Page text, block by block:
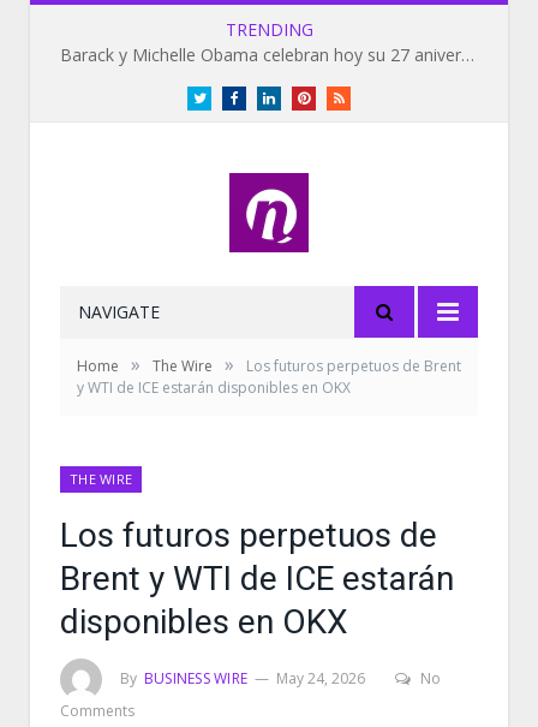
TRENDING
Barack y Michelle Obama celebran hoy su 27 aniversario de bodas
TwitterFacebookLinkedInPinterestRSS
NAVIGATE
Home » The Wire »
Los futuros perpetuos de Brent
y WTI de ICE estarán disponibles en OKX
THE WIRE
Los futuros perpetuos de
Brent y WTI de ICE estarán
disponibles en OKX
By BUSINESS WIRE May 24, 2026
No
Comments